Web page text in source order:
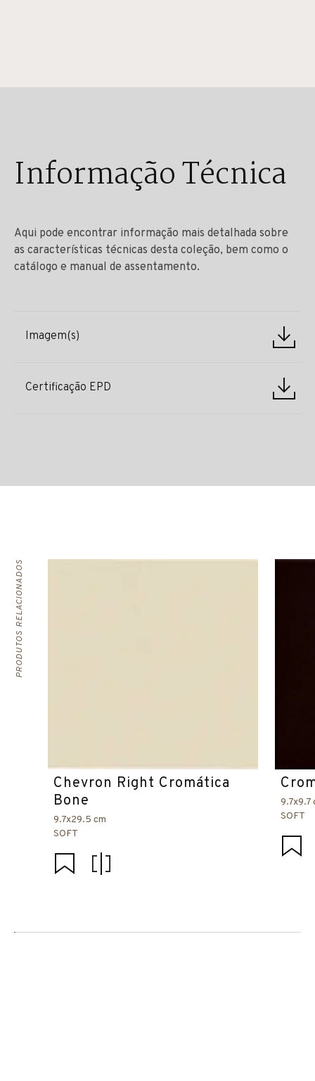
Informação Técnica
Aqui pode encontrar informação mais detalhada sobre
as características técnicas desta coleção, bem como o
catálogo e manual de assentamento.
Imagem(s)
Certificação EPD
PRODUTOS RELACIONADOS
Chevron Right Cromática
Bone
9.7x29.5 cm
SOFT
9.7x9.7
SOFT